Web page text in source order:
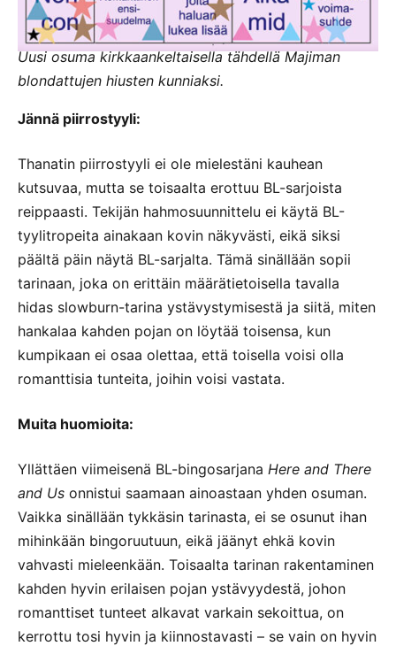
Uusi osuma kirkkaankeltaisella tähdellä Majiman
blondattujen hiusten kunniaksi.
Jännä piirrostyyli:
Thanatin piirrostyyli ei ole mielestäni kauhean
kutsuvaa, mutta se toisaalta erottuu BL-sarjoista
reippaasti. Tekijän hahmosuunnittelu ei käytä BL-
tyylitropeita ainakaan kovin näkyvästi, eikä siksi
päältä päin näytä BL-sarjalta. Tämä sinällään sopii
tarinaan, joka on erittäin määrätietoisella tavalla
hidas slowburn-tarina ystävystymisestä ja siitä, miten
hankalaa kahden pojan on löytää toisensa, kun
kumpikaan ei osaa olettaa, että toisella voisi olla
romanttisia tunteita, joihin voisi vastata.
Muita huomioita:
Yllättäen viimeisenä BL-bingosarjana Here and There
and Us onnistui saamaan ainoastaan yhden osuman.
Vaikka sinällään tykkäsin tarinasta, ei se osunut ihan
mihinkään bingoruutuun, eikä jäänyt ehkä kovin
vahvasti mieleenkään. Toisaalta tarinan rakentaminen
kahden hyvin erilaisen pojan ystävyydestä, johon
romanttiset tunteet alkavat varkain sekoittua, on
kerrottu tosi hyvin ja kiinnostavasti – se vain on hyvin